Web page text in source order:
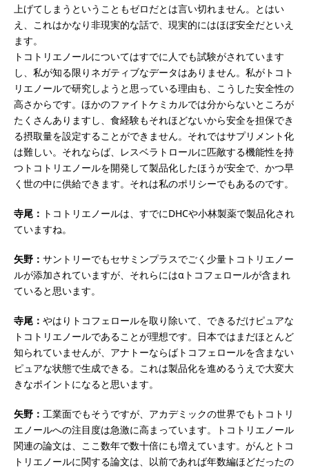
上げてしまうということもゼロだとは言い切れません。とはい
え、これはかなり非現実的な話で、現実的にはほぼ安全だといえ
ます。
トコトリエノールについてはすでに人でも試験がされています
し、私が知る限りネガティブなデータはありません。私がトコト
リエノールで研究しようと思っている理由も、こうした安全性の
高さからです。ほかのファイトケミカルでは分からないところが
たくさんありますし、食経験もそれほどないから安全を担保でき
る摂取量を設定することができません。それではサプリメント化
は難しい。それならば、レスベラトロールに匹敵する機能性を持
つトコトリエノールを開発して製品化したほうが安全で、かつ早
く世の中に供給できます。それは私のポリシーでもあるのです。
寺尾： トコトリエノールは、すでにDHCや小林製薬で製品化され
ていますね。
矢野： サントリーでもセサミンプラスでごく少量トコトリエノー
ルが添加されていますが、それらにはαトコフェロールが含まれ
ていると思います。
寺尾： やはりトコフェロールを取り除いて、できるだけピュアな
トコトリエノールであることが理想です。日本ではまだほとんど
知られていませんが、アナトーならばトコフェロールを含まない
ピュアな状態で生成できる。これは製品化を進めるうえで大変大
きなポイントになると思います。
矢野： 工業面でもそうですが、アカデミックの世界でもトコトリ
エノールへの注目度は急激に高まっています。トコトリエノール
関連の論文は、ここ数年で数十倍にも増えています。がんとトコ
トリエノールに関する論文は、以前であれば年数編ほどだったの